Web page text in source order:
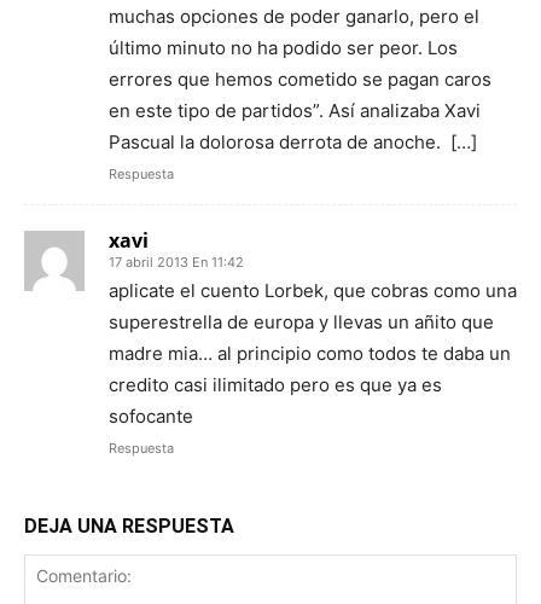
muchas opciones de poder ganarlo, pero el
último minuto no ha podido ser peor. Los
errores que hemos cometido se pagan caros
en este tipo de partidos”. Así analizaba Xavi
Pascual la dolorosa derrota de anoche. […]
Respuesta
xavi
17 abril 2013 En 11:42
aplicate el cuento Lorbek, que cobras como una
superestrella de europa y llevas un añito que
madre mia… al principio como todos te daba un
credito casi ilimitado pero es que ya es
sofocante
Respuesta
DEJA UNA RESPUESTA